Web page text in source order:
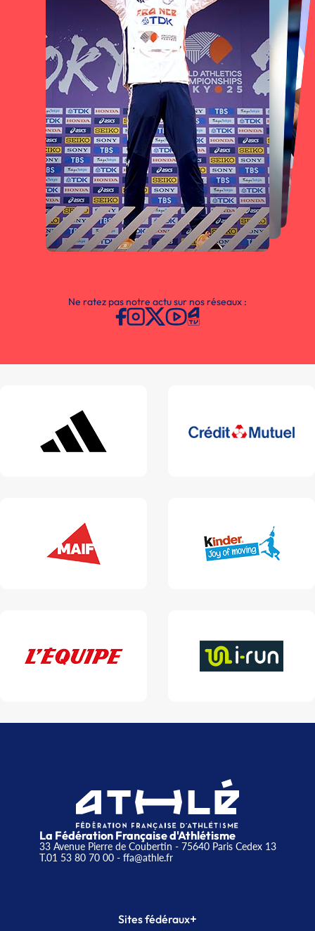
Ne ratez pas notre actu sur nos réseaux :
La Fédération Française d'Athlétisme
33 Avenue Pierre de Coubertin - 75640 Paris Cedex 13
T.01 53 80 70 00- ffa@athle.fr
Sites fédéraux+